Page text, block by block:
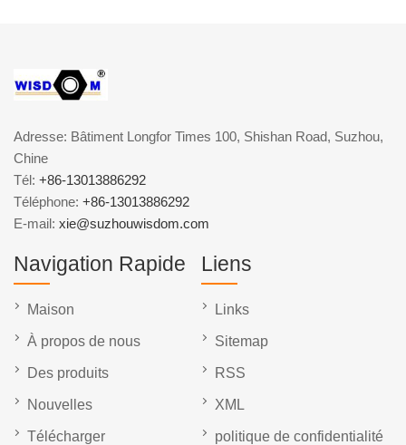
Adresse: Bâtiment Longfor Times 100, Shishan Road, Suzhou,
Chine
Tél: +86-13013886292
Téléphone: +86-13013886292
E-mail: xie@suzhouwisdom.com
Navigation Rapide
Maison
À propos de nous
Des produits
Nouvelles
Télécharger
Liens
Links
Sitemap
RSS
XML
politique de confidentialité